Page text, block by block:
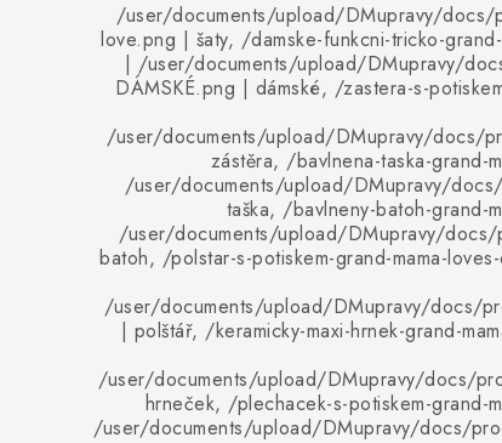
/user/documents/upload/DMupravy/docs/
love.png | šaty, /damske-funkcni-tricko-
| /user/documents/upload/DMupravy/
DÁMSKÉ.png | dámské, /zastera-s-
/user/documents/upload/DMupravy/docs/
zástěra, /bavlnena-taska-grand-
/user/documents/upload/DMupravy/
taška, /bavlneny-batoh-grand-
/user/documents/upload/DMupravy/
batoh, /polstar-s-potiskem-grand-mama-
/user/documents/upload/DMupravy/docs/
| polštář, /keramicky-maxi-hrnek-grand-
/user/documents/upload/DMupravy/docs/
hrneček, /plechacek-s-potiskem-grand-
/user/documents/upload/DMupravy/docs/